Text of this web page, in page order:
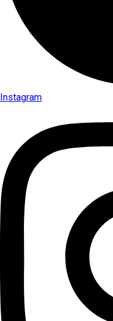
Instagram